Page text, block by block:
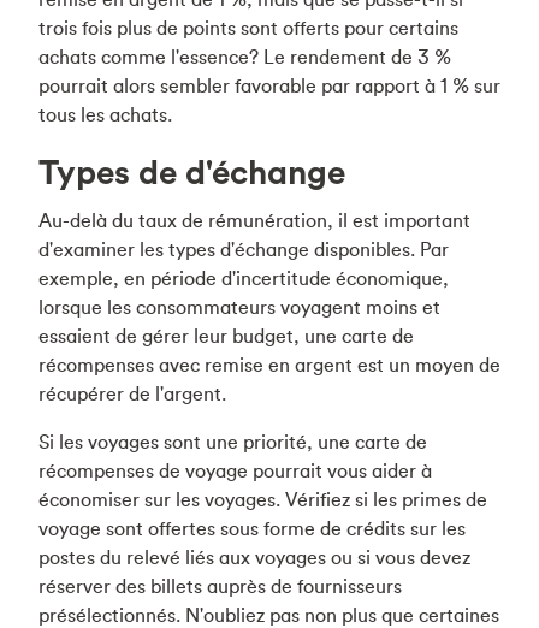
trois fois plus de points sont offerts pour certains
achats comme l'essence? Le rendement de 3 %
pourrait alors sembler favorable par rapport à 1 % sur
tous les achats.
Types de d'échange
Au-delà du taux de rémunération, il est important
d'examiner les types d'échange disponibles. Par
exemple, en période d'incertitude économique,
lorsque les consommateurs voyagent moins et
essaient de gérer leur budget, une carte de
récompenses avec remise en argent est un moyen de
récupérer de l'argent.
Si les voyages sont une priorité, une carte de
récompenses de voyage pourrait vous aider à
économiser sur les voyages. Vérifiez si les primes de
voyage sont offertes sous forme de crédits sur les
postes du relevé liés aux voyages ou si vous devez
réserver des billets auprès de fournisseurs
présélectionnés. N'oubliez pas non plus que certaines